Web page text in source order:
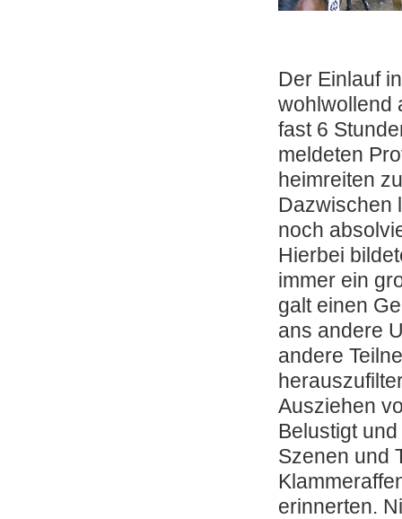
Der Einlauf
wohlwollend
fast 6
meldeten
heimreiten
Dazwischen
noch
Hierbei
immer ein
galt einen
ans andere
andere
Ausziehen
Belustigt
Szenen und
erinnerten.